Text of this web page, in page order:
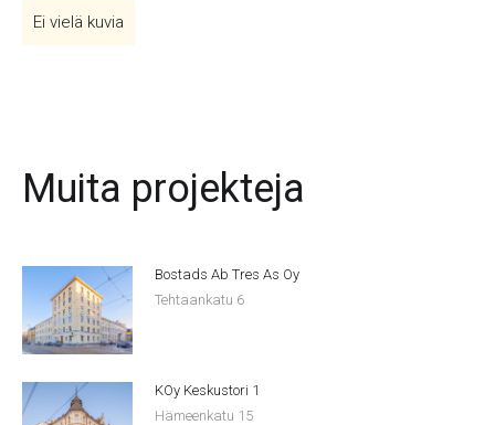
Ei vielä kuvia
Muita projekteja
Bostads Ab Tres As Oy
Tehtaankatu 6
KOy Keskustori 1
Hämeenkatu 15